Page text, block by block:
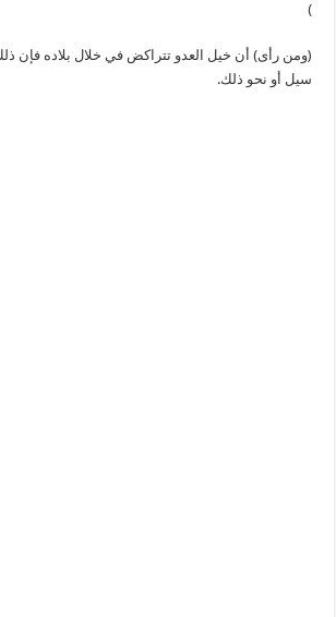
)
(ومن رأى) أن خيل العدو تتراكض في خلال بلاده فإن
سيل أو نحو ذلك.